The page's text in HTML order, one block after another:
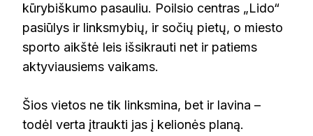
kūrybiškumo pasauliu. Poilsio centras „Lido“
pasiūlys ir linksmybių, ir sočių pietų, o miesto
sporto aikštė leis išsikrauti net ir patiems
aktyviausiems vaikams.
Šios vietos ne tik linksmina, bet ir lavina –
todėl verta įtraukti jas į kelionės planą.